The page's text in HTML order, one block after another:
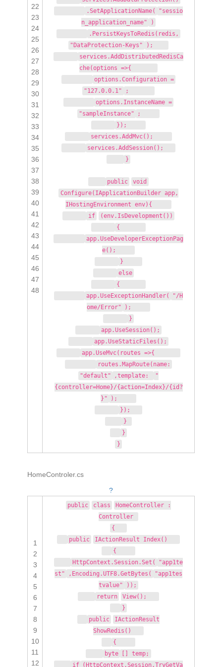
22
23
24
25
26
27
28
29
30
31
32
33
34
35
36
37
38
39
40
41
42
43
44
45
46
47
48
.SetApplicationName(
"sessio
n_application_name"
)
.PersistKeysToRedis(redis,
"DataProtection-Keys"
);
services.AddDistributedRedisCa
che(options =>{
options.Configuration =
"127.0.0.1"
;
options.InstanceName =
"sampleInstance"
;
});
services.AddMvc();
services.AddSession();
}
public
void
Configure(IApplicationBuilder app,
IHostingEnvironment env){
if
(env.IsDevelopment())
{
app.UseDeveloperExceptionPag
e();
}
else
{
app.UseExceptionHandler(
"/H
ome/Error"
);
}
app.UseSession();
app.UseStaticFiles();
app.UseMvc(routes =>{
routes.MapRoute(name:
"default"
,template:
"
{controller=Home}/{action=Index}/{id?
}"
);
});
}
}
}
HomeControler.cs
?
1
2
3
4
5
6
7
8
9
10
11
12
public class
HomeController :
Controller
{
public
IActionResult Index()
{
HttpContext.Session.Set(
"app1te
st"
,Encoding.UTF8.GetBytes(
"app1tes
tvalue"
));
return
View();
}
public
IActionResult
ShowRedis()
{
byte
[] temp;
if (HttpContext.Session.TryGetVa